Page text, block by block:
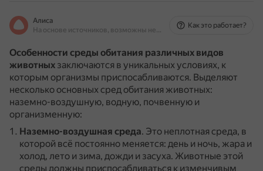
Алиса
На основе источников, возможны неточности
Как это работает?
Особенности среды обитания различных видов
животных заключаются в уникальных условиях, к
которым организмы приспосабливаются. Выделяют
несколько основных сред обитания животных:
наземно-воздушную, водную, почвенную и
организменную:
Наземно-воздушная среда. Это неплотная среда, в
которой всё постоянно меняется: день и ночь, жара и
холод, лето и зима, дожди и засуха. Животные этой
среды должны приспосабливаться к изменчивым